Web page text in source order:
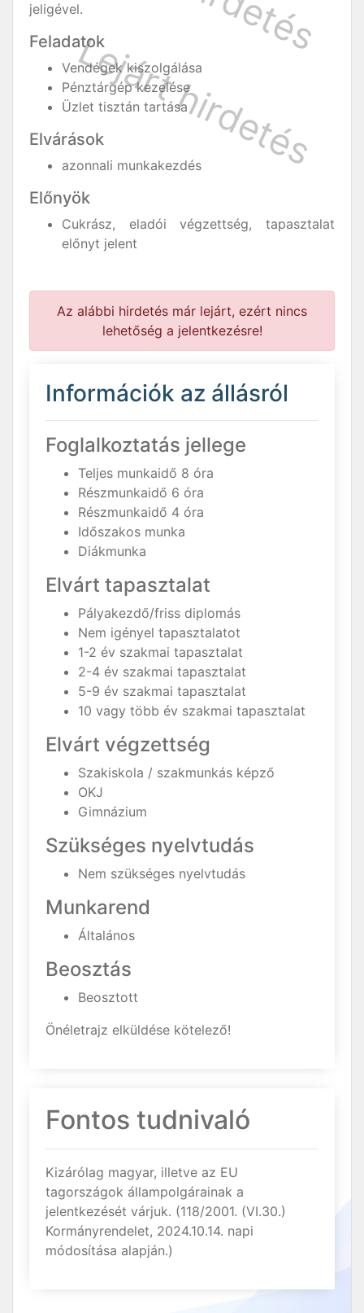
jeligével.
Feladatok
Vendégek kiszolgálása
Pénztárgép kezelése
Üzlet tisztán tartása
Elvárások
azonnali munkakezdés
Előnyök
Cukrász, eladói végzettség, tapasztalat
előnyt jelent
Az alábbi hirdetés már lejárt, ezért nincs
lehetőség a jelentkezésre!
Információk az állásról
Foglalkoztatás jellege
Teljes munkaidő 8 óra
Részmunkaidő 6 óra
Részmunkaidő 4 óra
Időszakos munka
Diákmunka
Elvárt tapasztalat
Pályakezdő/friss diplomás
Nem igényel tapasztalatot
1-2 év szakmai tapasztalat
2-4 év szakmai tapasztalat
5-9 év szakmai tapasztalat
10 vagy több év szakmai tapasztalat
Elvárt végzettség
Szakiskola / szakmunkás képző
OKJ
Gimnázium
Szükséges nyelvtudás
Nem szükséges nyelvtudás
Munkarend
Általános
Beosztás
Beosztott
Önéletrajz elküldése kötelező!
Fontos tudnivaló
Kizárólag magyar, illetve az EU
tagországok állampolgárainak a
jelentkezését várjuk. (118/2001. (VI.30.)
Kormányrendelet, 2024.10.14. napi
módosítása alapján.)